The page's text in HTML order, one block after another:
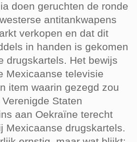
doen geruchten de ronde
antitankwapens
verkopen en dat dit
in handen is gekomen
drugskartels. Het bewijs
Mexicaanse televisie
item waarin gezegd zou
Staten
aan Oekraïne terecht
Mexicaanse drugskartels.